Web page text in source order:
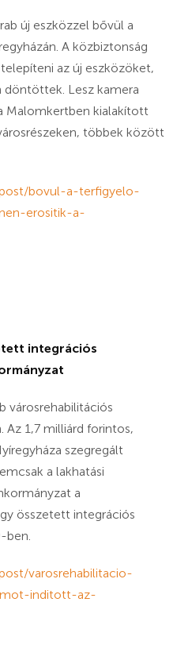
új eszközzel bővül a
A közbiztonság
az új eszközöket,
Lesz kamera
Malomkertben kialakított
többek között
bovul-a-terfigyelo-
erositik-a-
integrációs
városrehabilitációs
Az 1,7 milliárd forintos,
szegregált
a lakhatási
a
összetett integrációs
ben.
varosrehabilitacio-
inditott-az-